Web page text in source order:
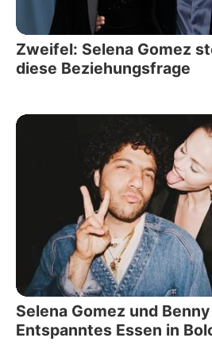
Zweifel: Selena Gomez
diese Beziehungsfrage
Selena Gomez und
Entspanntes Essen in